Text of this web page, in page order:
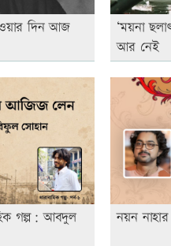
দিন আজ
‘ময়না
আর নেই
গল্প: আবদুল
নয়ন নাহার